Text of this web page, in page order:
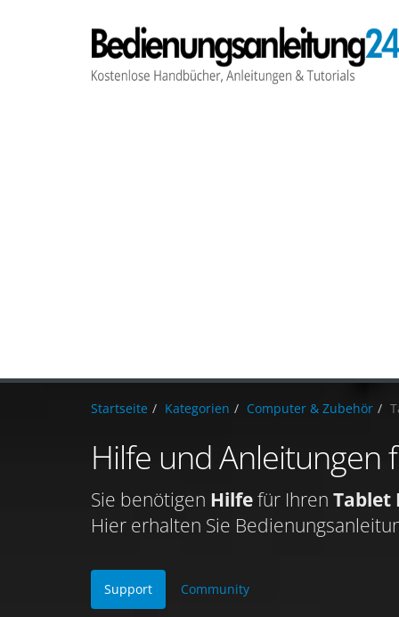
Startseite Kategorien Computer & Zubehör
Hilfe und Anleitungen
Sie benötigen Hilfefür Ihren Tablet
Hier erhalten Sie
Support Community